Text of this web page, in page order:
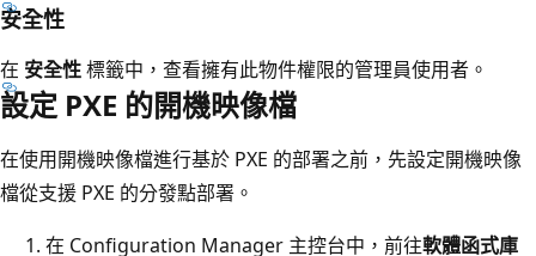
安全性
在 安全性標籤中，查看擁有此物件權限的管理員使用者。
設定 PXE 的開機映像檔
在使用開機映像檔進行基於 PXE 的部署之前，先設定開機映像
檔從支援 PXE 的分發點部署。
在 Configuration Manager 主控台中，前往軟體函式庫